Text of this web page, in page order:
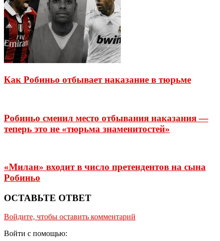
Как Робиньо отбывает наказание в тюрьме
Робиньо сменил место отбывания наказания —
теперь это не «тюрьма знаменитостей»
«Милан» входит в число претендентов на сына
Робиньо
ОСТАВЬТЕ ОТВЕТ
Войдите, чтобы оставить комментарий
Войти с помощью: